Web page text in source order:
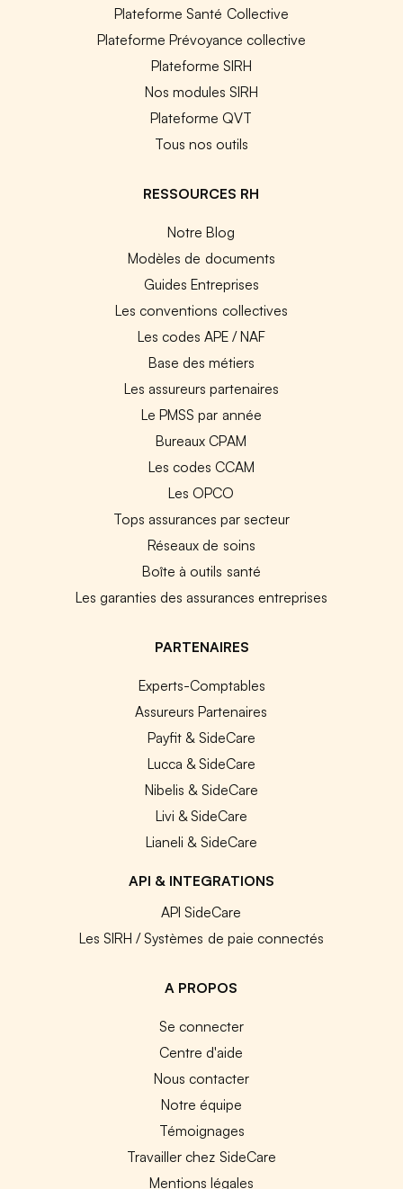
Plateforme Santé Collective
Plateforme Prévoyance collective
Plateforme SIRH
Nos modules SIRH
Plateforme QVT
Tous nos outils
RESSOURCES RH
Notre Blog
Modèles de documents
Guides Entreprises
Les conventions collectives
Les codes APE / NAF
Base des métiers
Les assureurs partenaires
Le PMSS par année
Bureaux CPAM
Les codes CCAM
Les OPCO
Tops assurances par secteur
Réseaux de soins
Boîte à outils santé
Les garanties des assurances entreprises
PARTENAIRES
Experts-Comptables
Assureurs Partenaires
Payfit & SideCare
Lucca & SideCare
Nibelis & SideCare
Livi & SideCare
Lianeli & SideCare
API & INTEGRATIONS
API SideCare
Les SIRH / Systèmes de paie connectés
A PROPOS
Se connecter
Centre d'aide
Nous contacter
Notre équipe
Témoignages
Travailler chez SideCare
Mentions légales